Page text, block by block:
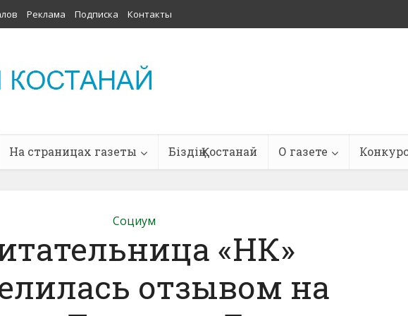
Реклама Подписка Контакты
На страницах газеты Біздің Қостанай О газете
Социум
«НК»
отзывом на